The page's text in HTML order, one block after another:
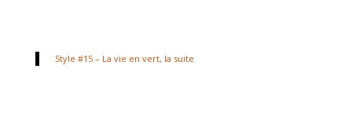
Style #15 – La vie en vert, la suite